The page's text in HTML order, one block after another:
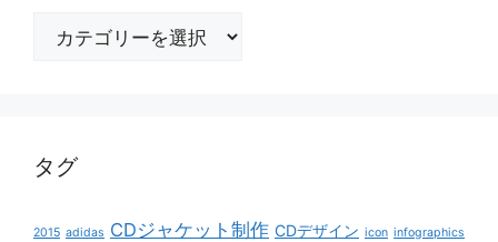
タグ
2015 adidas CDジャケット制作 CDデザイン icon infographics